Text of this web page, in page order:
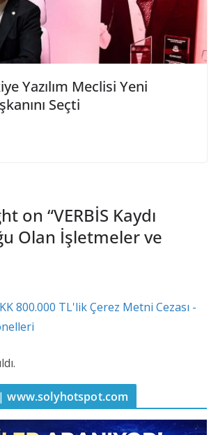
Yazılım Meclisi Yeni
Seçti
on “VERBİS Kaydı
Olan İşletmeler ve
800.000 TL'lik Çerez Metni Cezası -
www.solyhotspot.com